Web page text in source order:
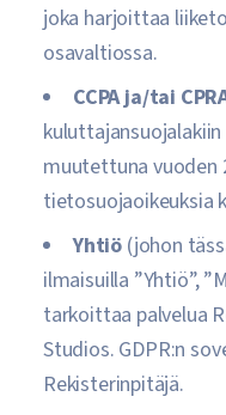
joka harjoittaa
osavaltiossa.
CCPA ja/tai
kuluttajansuojalakiin
muutettuna vuoden
tietosuojaoikeuksia
Yhtiö (johon
ilmaisuilla ”Yhtiö”,
tarkoittaa palvelua
Studios. GDPR:n
Rekisterinpitäjä.